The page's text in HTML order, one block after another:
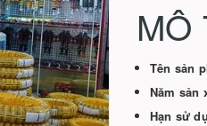
MÔ
Tên sản
Năm sản
Hạn sử